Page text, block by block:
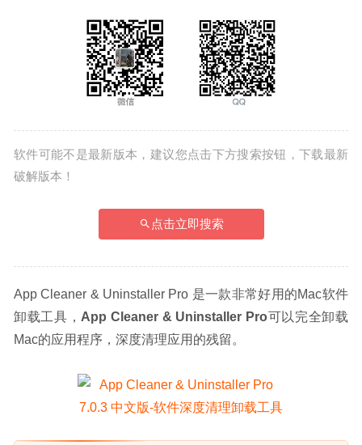
软件可能不是最新版本，建议您点击下方搜索按钮，下载最新
破解版本！
点击立即搜索
App Cleaner & Uninstaller Pro 是一款非常好用的Mac软件
卸载工具， App Cleaner & Uninstaller Pro可以完全卸载
Mac的应用程序，深度清理应用的残留。